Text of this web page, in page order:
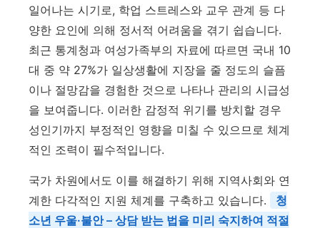
일어나는 시기로, 학업 스트레스와 교우 관계 등 다
양한 요인에 의해 정서적 어려움을 겪기 쉽습니다.
최근 통계청과 여성가족부의 자료에 따르면 국내 10
대 중 약 27%가 일상생활에 지장을 줄 정도의 슬픔
이나 절망감을 경험한 것으로 나타나 관리의 시급성
을 보여줍니다. 이러한 감정적 위기를 방치할 경우
성인기까지 부정적인 영향을 미칠 수 있으므로 체계
적인 조력이 필수적입니다.
국가 차원에서도 이를 해결하기 위해 지역사회와 연
계한 다각적인 지원 체계를 구축하고 있습니다.
청
소년 우울·불안 – 상담 받는 법을 미리 숙지하여 적절